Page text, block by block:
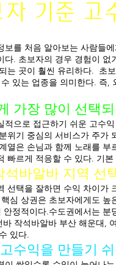
자 기준 고
보를 처음 알아보는 사람들
다. 초보자의 경우 경험이
는 곳이 훨씬 유리하다.
초
있는 업종을 의미한다. 즉,
가장 많이 선택
적으로 접근하기 쉬운 고수
위기 중심의 서비스가 주가
열은 손님과 함께 노래를
빠르게 적응할 수 있다. 기
석바알바 지역 선
선택을 잘하면 수익 차이가
심 상권은 초보자에게도
안정적이다.수도권에서는
바 작석바알바 부산 해운대,
있다.
수익을 만들기